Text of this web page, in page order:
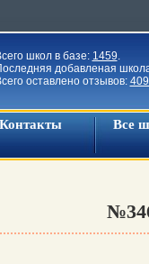
школ в базе: 1459.
добавленая
оставлено отзывов:
Контакты Все